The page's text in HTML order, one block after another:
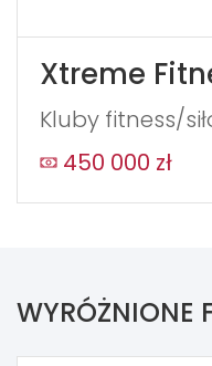
Xtreme
Kluby fitness/
450 000 zł
WYRÓŻNIONE